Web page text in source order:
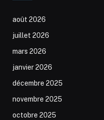
août 2026
juillet 2026
mars 2026
janvier 2026
décembre 2025
novembre 2025
octobre 2025